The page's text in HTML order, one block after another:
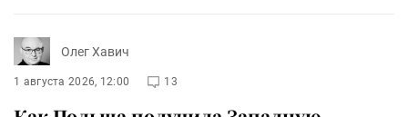
Олег Хавич
1 августа 2026, 12:00 13